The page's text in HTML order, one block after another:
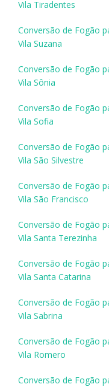
Vila Tiradentes
Conversão de Fogão
Vila Suzana
Conversão de Fogão
Vila Sônia
Conversão de Fogão
Vila Sofia
Conversão de Fogão
Vila São Silvestre
Conversão de Fogão
Vila São Francisco
Conversão de Fogão
Vila Santa Terezinha
Conversão de Fogão
Vila Santa Catarina
Conversão de Fogão
Vila Sabrina
Conversão de Fogão
Vila Romero
Conversão de Fogão